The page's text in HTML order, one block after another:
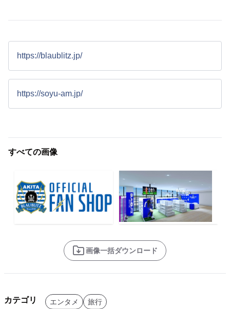
https://blaublitz.jp/
https://soyu-am.jp/
すべての画像
画像一括ダウンロード
カテゴリ エンタメ 旅行